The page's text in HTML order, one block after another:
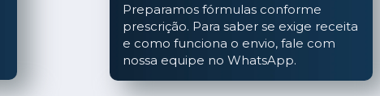
Preparamos fórmulas conforme
prescrição. Para saber se exige receita
e como funciona o envio, fale com
nossa equipe no WhatsApp.